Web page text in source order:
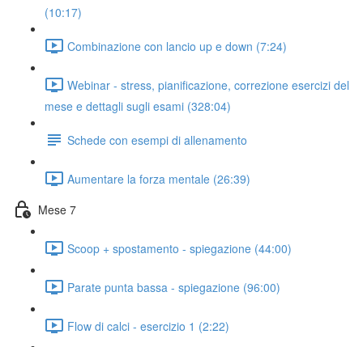
(10:17)
Combinazione con lancio up e down (7:24)
Webinar - stress, pianificazione, correzione esercizi del
mese e dettagli sugli esami (328:04)
Schede con esempi di allenamento
Aumentare la forza mentale (26:39)
Mese 7
Scoop + spostamento - spiegazione (44:00)
Parate punta bassa - spiegazione (96:00)
Flow di calci - esercizio 1 (2:22)